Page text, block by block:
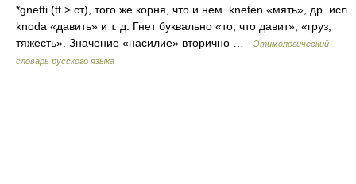
*gnetti (tt > ст), того же корня, что и нем. kneten «мять», др. исл.
knoda «давить» и т. д. Гнет буквально «то, что давит», «груз,
тяжесть». Значение «насилие» вторично …
Этимологический
словарь русского языка